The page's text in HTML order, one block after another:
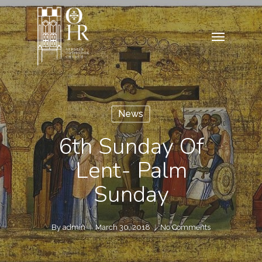
Skip
to
main
content
Menu
News
6th Sunday Of
Lent- Palm
Sunday
By admin March 30, 2018 No Comments